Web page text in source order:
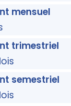
mensuel
trimestriel
semestriel